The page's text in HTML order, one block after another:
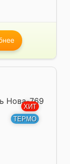
ХИТ
ТЕРМО